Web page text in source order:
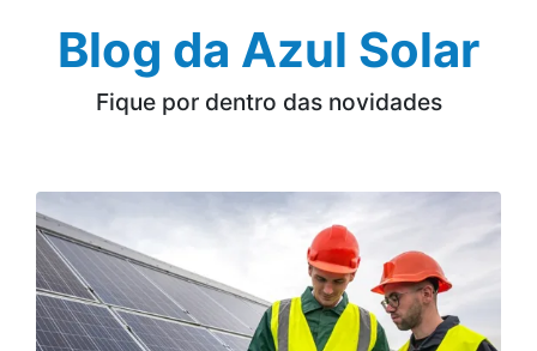
Blog da Azul Solar
Fique por dentro das novidades